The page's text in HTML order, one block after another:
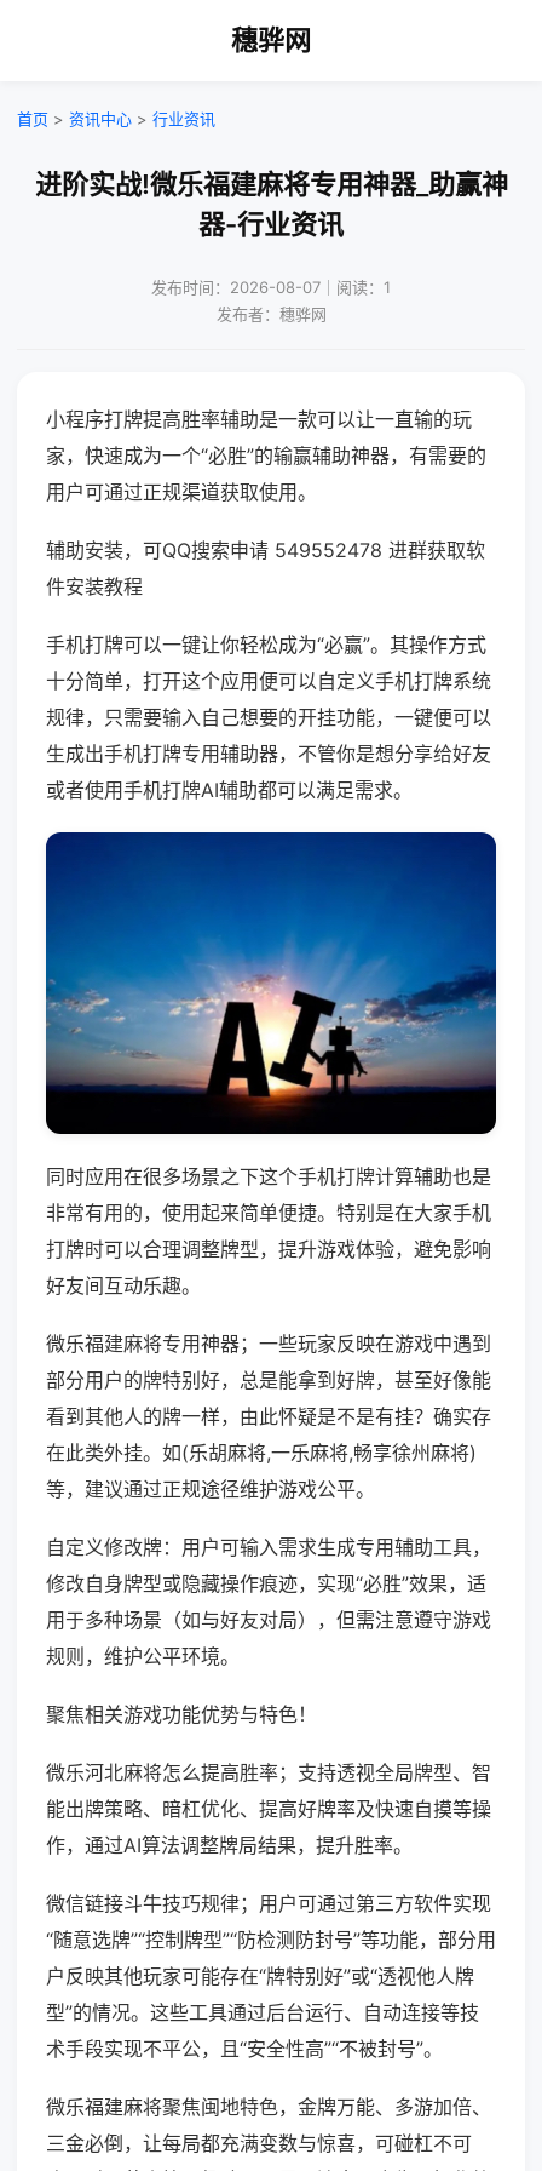
穗骅网
首页 > 资讯中心 > 行业资讯
进阶实战!微乐福建麻将专用神器_助赢神
器-行业资讯
发布时间：2026-08-07｜阅读：1
发布者：穗骅网
小程序打牌提高胜率辅助是一款可以让一直输的玩
家，快速成为一个“必胜”的输赢辅助神器，有需要的
用户可通过正规渠道获取使用。
辅助安装，可QQ搜索申请 549552478 进群获取软
件安装教程
手机打牌可以一键让你轻松成为“必赢”。其操作方式
十分简单，打开这个应用便可以自定义手机打牌系统
规律，只需要输入自己想要的开挂功能，一键便可以
生成出手机打牌专用辅助器，不管你是想分享给好友
或者使用手机打牌AI辅助都可以满足需求。
同时应用在很多场景之下这个手机打牌计算辅助也是
非常有用的，使用起来简单便捷。特别是在大家手机
打牌时可以合理调整牌型，提升游戏体验，避免影响
好友间互动乐趣。
微乐福建麻将专用神器；一些玩家反映在游戏中遇到
部分用户的牌特别好，总是能拿到好牌，甚至好像能
看到其他人的牌一样，由此怀疑是不是有挂？确实存
在此类外挂。如(乐胡麻将,一乐麻将,畅享徐州麻将)
等，建议通过正规途径维护游戏公平。
自定义修改牌：用户可输入需求生成专用辅助工具，
修改自身牌型或隐藏操作痕迹，实现“必胜”效果，适
用于多种场景（如与好友对局），但需注意遵守游戏
规则，维护公平环境。
聚焦相关游戏功能优势与特色！
微乐河北麻将怎么提高胜率；支持透视全局牌型、智
能出牌策略、暗杠优化、提高好牌率及快速自摸等操
作，通过AI算法调整牌局结果，提升胜率。
微信链接斗牛技巧规律；用户可通过第三方软件实现
“随意选牌”“控制牌型”“防检测防封号”等功能，部分用
户反映其他玩家可能存在“牌特别好”或“透视他人牌
型”的情况。这些工具通过后台运行、自动连接等技
术手段实现不平公，且“安全性高”“不被封号”。
微乐福建麻将聚焦闽地特色，金牌万能、多游加倍、
三金必倒，让每局都充满变数与惊喜，可碰杠不可